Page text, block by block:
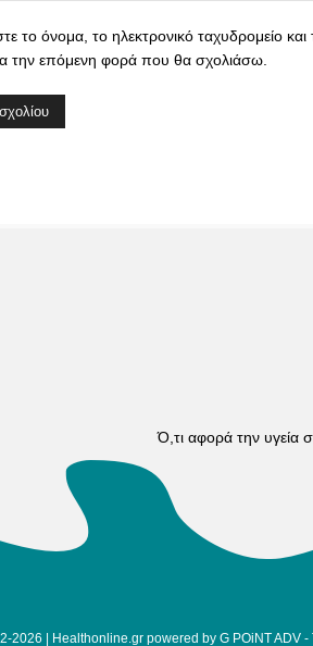
το όνομα, το ηλεκτρονικό ταχυδρομείο
την επόμενη φορά που θα σχολιάσω.
Ό,τι αφορά την υγεία
2026 | Healthonline.gr powered by G POiNT ADV -